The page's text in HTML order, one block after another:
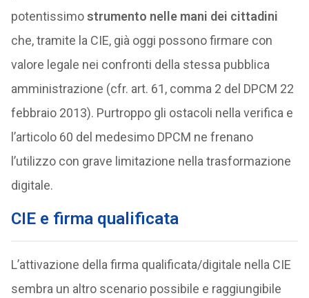
potentissimostrumento nelle mani dei cittadini
che, tramite la CIE, già oggi possono firmare con
valore legale nei confronti della stessa pubblica
amministrazione (cfr. art. 61, comma 2 del DPCM 22
febbraio 2013). Purtroppo gli ostacoli nella verifica e
l’articolo 60 del medesimo DPCM ne frenano
l’utilizzo con grave limitazione nella trasformazione
digitale.
CIE e firma qualificata
L’attivazione della firma qualificata/digitale nella CIE
sembra un altro scenario possibile e raggiungibile